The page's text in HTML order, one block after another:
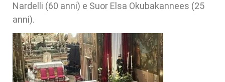
Nardelli (60 anni) e Suor Elsa Okubakannees (25
anni).